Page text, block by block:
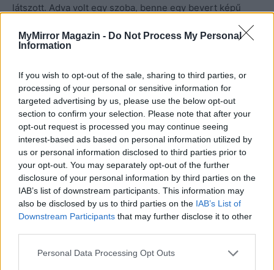
MyMirror Magazin - Do Not Process My Personal
Information
If you wish to opt-out of the sale, sharing to third parties, or
processing of your personal or sensitive information for
targeted advertising by us, please use the below opt-out
section to confirm your selection. Please note that after your
opt-out request is processed you may continue seeing
interest-based ads based on personal information utilized by
us or personal information disclosed to third parties prior to
your opt-out. You may separately opt-out of the further
disclosure of your personal information by third parties on the
IAB’s list of downstream participants. This information may
also be disclosed by us to third parties on the IAB’s List of
Downstream Participants that may further disclose it to other
Personal Data Processing Opt Outs
látszott. Adva volt egy szoba, benne egy bevert képű
pasas, mellette egy lány, aki úgy érzi, lassan szerelmes
lesz, és ettől nem boldog senki körülötte. Basszus
mondtam.
Folytatjuk…
Kép forrása: Pinterest